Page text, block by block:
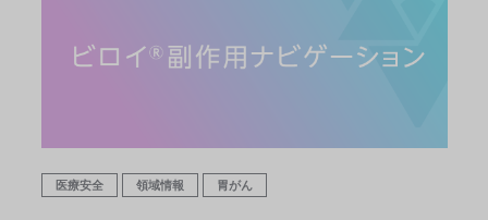
医療安全 領域情報 胃がん